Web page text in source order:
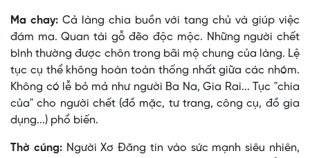
Ma chay: Cả làng chia buồn với tang chủ và giúp việc
đám ma. Quan tài gỗ đẽo độc mộc. Những người chết
bình thường được chôn trong bãi mộ chung của làng. Lệ
tục cụ thể không hoàn toàn thống nhất giữa các nhóm.
Không có lễ bỏ mả như người Ba Na, Gia Rai... Tục "chia
của" cho người chết (đồ mặc, tư trang, công cụ, đồ gia
dụng...) phổ biến.
Thờ cúng: Người Xơ Ðăng tin vào sức mạnh siêu nhiên,